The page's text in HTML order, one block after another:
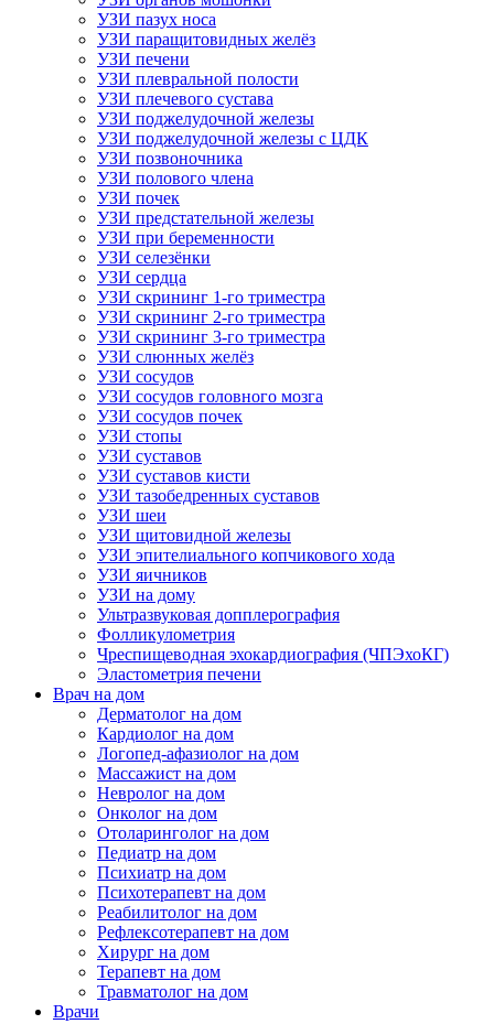
УЗИ пазух носа
УЗИ паращитовидных желёз
УЗИ печени
УЗИ плевральной полости
УЗИ плечевого сустава
УЗИ поджелудочной железы
УЗИ поджелудочной железы с ЦДК
УЗИ позвоночника
УЗИ полового члена
УЗИ почек
УЗИ предстательной железы
УЗИ при беременности
УЗИ селезёнки
УЗИ сердца
УЗИ скрининг 1-го триместра
УЗИ скрининг 2-го триместра
УЗИ скрининг 3-го триместра
УЗИ слюнных желёз
УЗИ сосудов
УЗИ сосудов головного мозга
УЗИ сосудов почек
УЗИ стопы
УЗИ суставов
УЗИ суставов кисти
УЗИ тазобедренных суставов
УЗИ шеи
УЗИ щитовидной железы
УЗИ эпителиального копчикового хода
УЗИ яичников
УЗИ на дому
Ультразвуковая допплерография
Фолликулометрия
Чреспищеводная эхокардиография (ЧПЭхоКГ)
Эластометрия печени
Врач на дом
Дерматолог на дом
Кардиолог на дом
Логопед-афазиолог на дом
Массажист на дом
Невролог на дом
Онколог на дом
Отоларинголог на дом
Педиатр на дом
Психиатр на дом
Психотерапевт на дом
Реабилитолог на дом
Рефлексотерапевт на дом
Хирург на дом
Терапевт на дом
Травматолог на дом
Врачи